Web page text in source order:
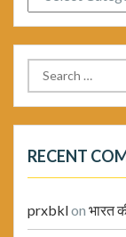
Search
for:
RECENT
prxbklon भारत